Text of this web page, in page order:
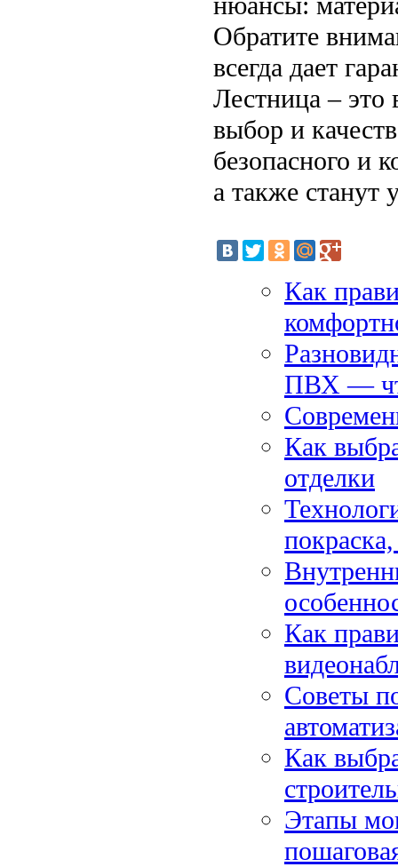
Обратите
всегда дает
Лестница –
выбор и
безопасного и
а также станут
Как
ПВХ —
Как
отделки
Как
Советы
Как
Этапы